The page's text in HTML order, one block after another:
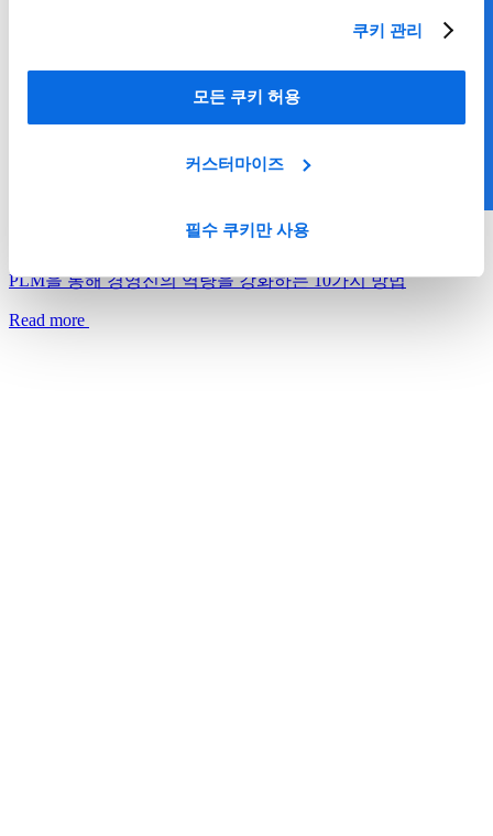
쿠키 관리
모든 쿠키 허용
커스터마이즈
필수 쿠키만 사용
PLM을 통해 경영진의 역량을 강화하는 10가지 방법
Read more